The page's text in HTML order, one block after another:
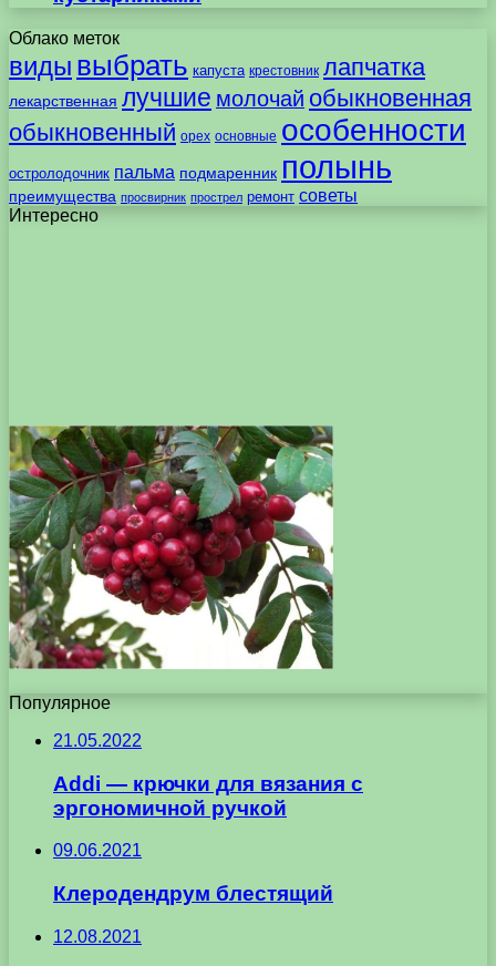
Облако меток
виды выбрать капуста крестовник лапчатка
лекарственная лучшие молочай обыкновенная
обыкновенный орех основные особенности
остролодочник пальма подмаренник полынь
преимущества просвирник прострел ремонт советы
Интересно
Популярное
21.05.2022
Addi — крючки для вязания с
эргономичной ручкой
09.06.2021
Клеродендрум блестящий
12.08.2021